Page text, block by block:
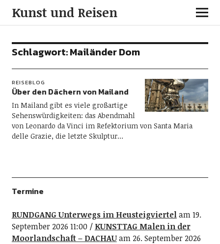
Kunst und Reisen
Schlagwort:Mailänder Dom
REISEBLOG
Über den Dächern von Mailand
In Mailand gibt es viele großartige
Sehenswürdigkeiten: das Abendmahl
von Leonardo da Vinci im Refektorium von Santa Maria
delle Grazie, die letzte Skulptur…
Termine
RUNDGANG Unterwegs im Heusteigviertelam 19.
September 2026 11:00
KUNSTTAG Malen in der
Moorlandschaft – DACHAUam 26. September 2026